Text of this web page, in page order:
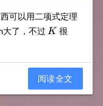
可以用二项式定理
大了，不过 K
K 很
阅读全文